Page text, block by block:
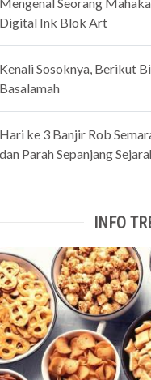
Ink Blok Art
Sosoknya, Berikut
ke 3 Banjir Rob
Parah Sepanjang
INFO